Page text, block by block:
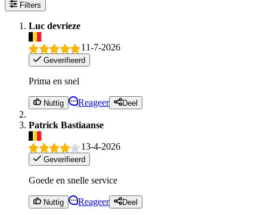
Filters
Luc devrieze
11-7-2026
Geverifieerd
Prima en snel
Nuttig Reageer Deel
Patrick Bastiaanse
13-4-2026
Geverifieerd
Goede en snelle service
Nuttig Reageer Deel